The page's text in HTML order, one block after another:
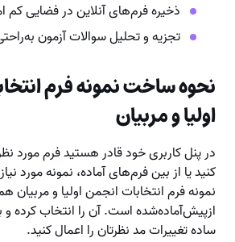
ذخیره فرم‌های آنلاین در فضایی کم
تجزیه و تحلیل سوالات آزمون
نحوه ساختنمونه فرم
اولیا و مربیان
در پنل کاربری خود قادر هستید فرم مورد
کنید یا از بین فرم‌های آماده، نمونه مورد
نمونه فرم انتخابات انجمن اولیا و مربیان
ازپیش‌آماده‌شده است. آن را انتخاب کرده
ساده تغییرات مد نظرتان را اعمال کنید.